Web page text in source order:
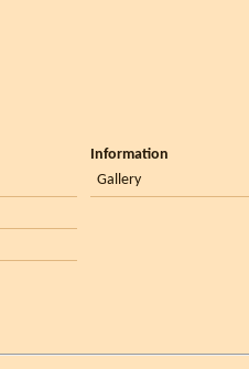
Information
Gallery